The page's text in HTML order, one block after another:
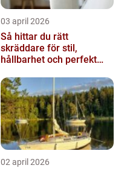
03 april 2026
Så hittar du rätt
skräddare för stil,
hållbarhet och perfekt
02 april 2026